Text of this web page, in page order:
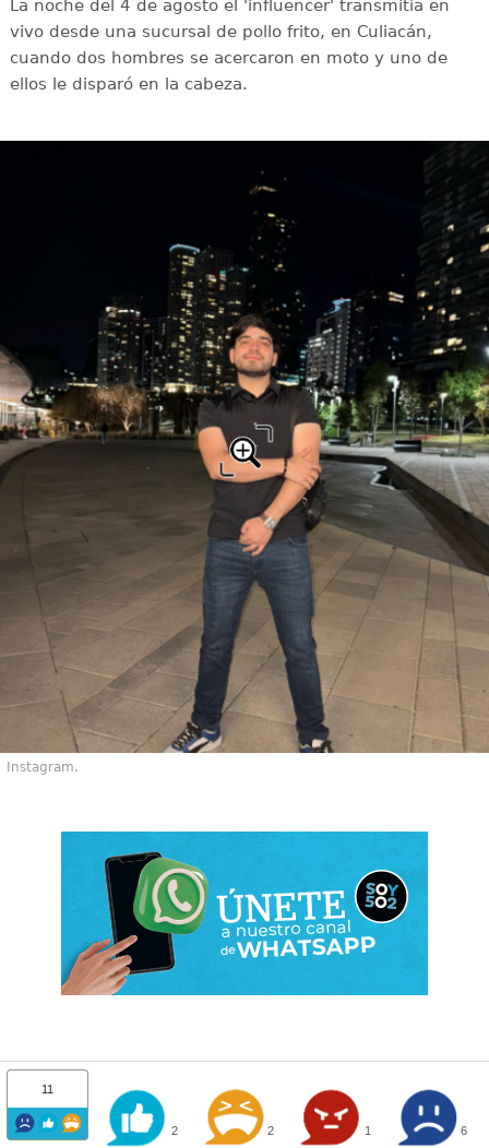
La noche del 4 de agosto el 'influencer' transmitía en
vivo desde una sucursal de pollo frito, en Culiacán,
cuando dos hombres se acercaron en moto y uno de
ellos le disparó en la cabeza.
Instagram.
11
2 2 1 6